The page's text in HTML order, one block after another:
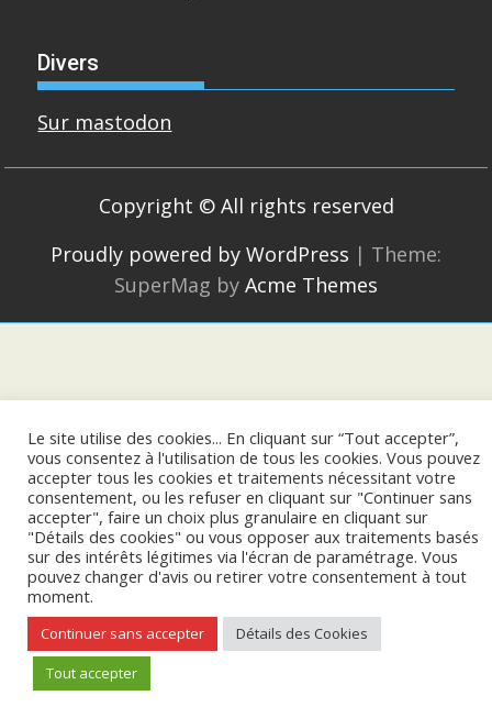
Divers
Sur mastodon
Copyright © All rights reserved
Proudly powered by WordPress | Theme:
SuperMag by Acme Themes
Le site utilise des cookies... En cliquant sur “Tout accepter”,
vous consentez à l'utilisation de tous les cookies. Vous pouvez
accepter tous les cookies et traitements nécessitant votre
consentement, ou les refuser en cliquant sur "Continuer sans
accepter", faire un choix plus granulaire en cliquant sur
"Détails des cookies" ou vous opposer aux traitements basés
sur des intérêts légitimes via l'écran de paramétrage. Vous
pouvez changer d'avis ou retirer votre consentement à tout
moment.
Continuer sans accepter
Détails des Cookies
Tout accepter